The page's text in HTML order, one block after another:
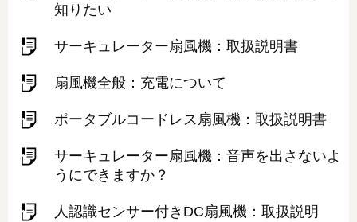
知りたい
サーキュレーター扇風機：取扱説明書
扇風機全般：充電について
ポータブルコードレス扇風機：取扱説明書
サーキュレーター扇風機：音声を出さないよ
うにできますか？
人認識センサー付きDC扇風機：取扱説明